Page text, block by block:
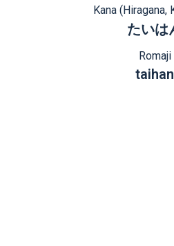
Kana (Hiragana,
たいは
Romaji
taihan